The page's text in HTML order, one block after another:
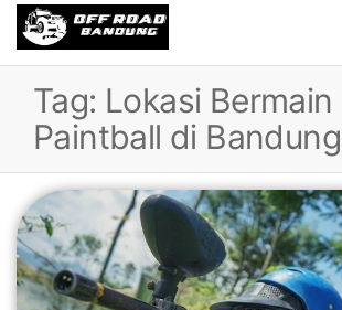
BANDUNG
Offroad
di
Bandung
Tag: Lokasi Bermain
Paintball di Bandung